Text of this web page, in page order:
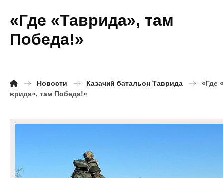
«Где «Таврида», там
Победа!»
Новости Казачий батальон Таврида
«Где
врида», там Победа!»